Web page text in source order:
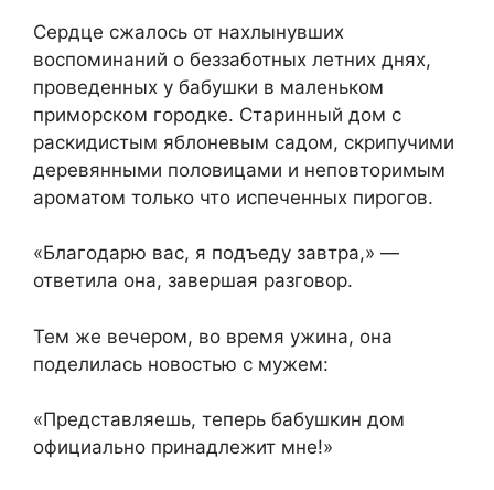
Сердце сжалось от нахлынувших
воспоминаний о беззаботных летних днях,
проведенных у бабушки в маленьком
приморском городке. Старинный дом с
раскидистым яблоневым садом, скрипучими
деревянными половицами и неповторимым
ароматом только что испеченных пирогов.
«Благодарю вас, я подъеду завтра,» —
ответила она, завершая разговор.
Тем же вечером, во время ужина, она
поделилась новостью с мужем:
«Представляешь, теперь бабушкин дом
официально принадлежит мне!»